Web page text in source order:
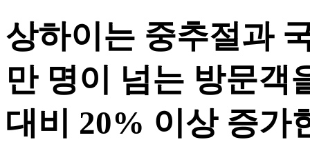
상하이는 중추절과
만 명이 넘는 방문객
대비 20% 이상 증가